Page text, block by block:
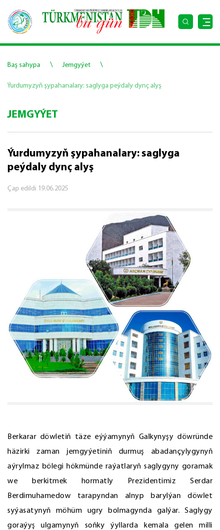
Baş sahypa \ Jemgyýet \
Ýurdumyzyň şypahanalary: saglyga peýdaly dynç alyş
JEMGYÝET
Ýurdumyzyň şypahanalary: saglyga
peýdaly dynç alyş
Çap edildi 19.06.2025
Berkarar döwletiň täze eýýamynyň Galkynyşy döwründe
häzirki zaman jemgyýetiniň durmuş abadançylygynyň
aýrylmaz bölegi hökmünde raýatlaryň saglygyny goramak
we berkitmek hormatly Prezidentimiz Serdar
Berdimuhamedow tarapyndan alnyp barylýan döwlet
syýasatynyň möhüm ugry bolmagynda galýar. Saglygy
goraýyş ulgamynyň soňky ýyllarda kemala gelen milli